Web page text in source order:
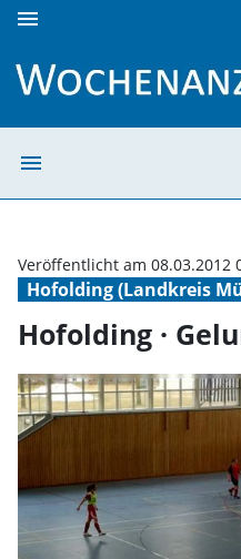
menu
menu
Hofolding (Landkreis
Veröffentlicht am 08.03.2012
Hofolding ·